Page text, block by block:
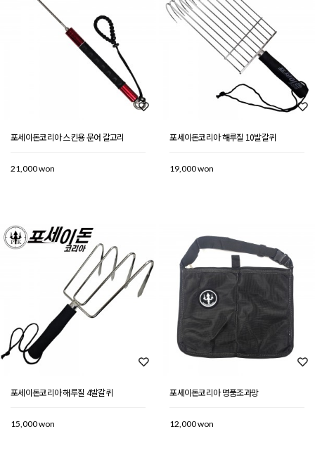
포세이돈코리아 스킨용 문어 갈고리
21,000 won
포세이돈코리아 해루질 10발갈퀴
19,000 won
포세이돈코리아 해루질 4발갈퀴
15,000 won
포세이돈코리아 명품조과망
12,000 won